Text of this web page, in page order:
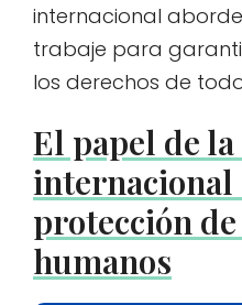
internacional
trabaje para
los derechos de
El papel de
internacional
protección
humanos